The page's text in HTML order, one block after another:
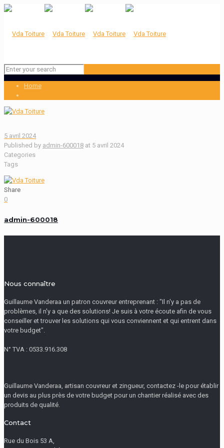
Home
5 avril 2024
Published by admin-600018 at 5 avril 2024
Categories
Tags
Share
0
admin-600018
Nous connaître
Guillaume Vanderaa un patron couvreur entreprenant : "Il n'y a pas de
problèmes, il n'y a que des solutions! Je suis à votre écoute afin de vous
conseiller et trouver les solutions qui vous conviennent et qui entrent dans
votre budget".
N° TVA : 0533.916.308
Guillaume Vanderaa, artisan couvreur et zingueur, contactez -le pour établir
un devis au plus près de votre budget pour un chantier réalisé avec des
produits de qualité.
Contact
Rue du Bois 53 A,